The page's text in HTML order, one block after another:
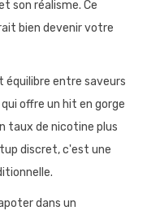
son réalisme. Ce
bien devenir votre
équilibre entre saveurs
offre un hit en gorge
taux de nicotine plus
discret, c'est une
dans un